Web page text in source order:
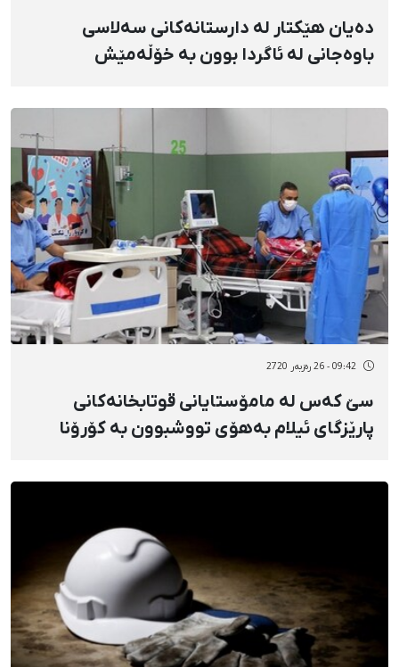
دەیان هێکتار لە دارستانەکانی سەلاسی
باوەجانی لە ئاگردا بوون بە خۆڵەمێش
09:42 - 26 رەزبەر 2720
سێ کەس لە مامۆستایانی قوتابخانەکانی
پارێزگای ئیلام بەهۆی تووشبوون بە کۆرۆنا